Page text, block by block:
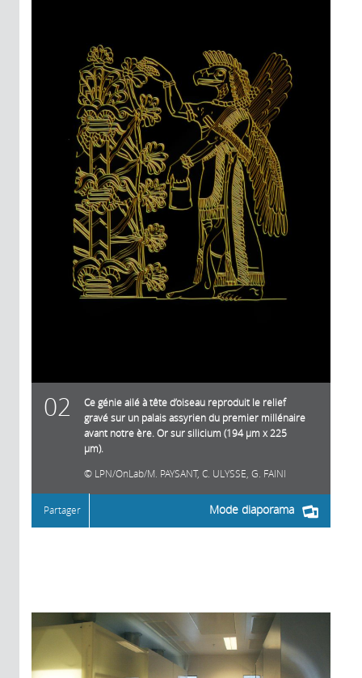
02
Ce génie ailé à tête d’oiseau reproduit le relief
gravé sur un palais assyrien du premier millénaire
avant notre ère. Or sur silicium (194 µm x 225
µm).
LPN/OnLab/M. PAYSANT, C. ULYSSE, G. FAINI
Mode diaporama
Partager